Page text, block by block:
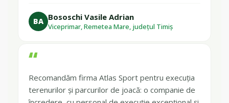
BA Bososchi Vasile Adrian
Viceprimar, Remetea Mare, județul Timiș
“
Recomandăm firma Atlas Sport pentru execuția
terenurilor și parcurilor de joacă: o companie de